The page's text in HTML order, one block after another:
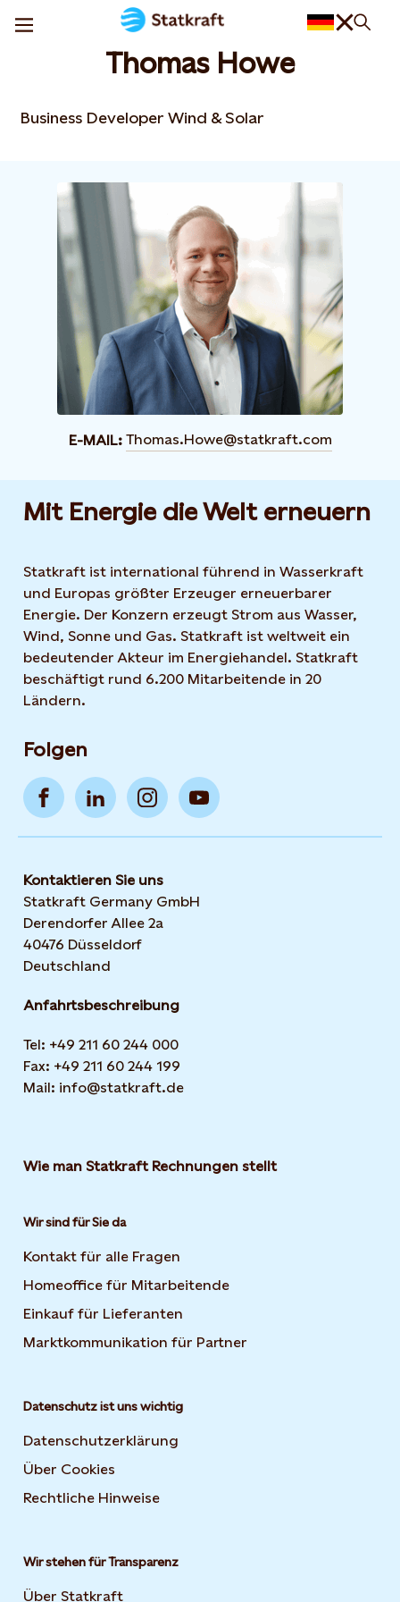
Thomas Howe
Business Developer Wind & Solar
E-MAIL: Thomas.Howe@statkraft.com
Mit Energie die Welt erneuern
Statkraft ist international führend in Wasserkraft
und Europas größter Erzeuger erneuerbarer
Energie. Der Konzern erzeugt Strom aus Wasser,
Wind, Sonne und Gas. Statkraft ist weltweit ein
bedeutender Akteur im Energiehandel. Statkraft
beschäftigt rund 6.200 Mitarbeitende in 20
Ländern.
Folgen
Kontaktieren Sie uns
Statkraft Germany GmbH
Derendorfer Allee 2a
40476 Düsseldorf
Deutschland
Anfahrtsbeschreibung
Tel: +49 211 60 244 000
Fax: +49 211 60 244 199
Mail: info@statkraft.de
Wie man Statkraft Rechnungen stellt
Wir sind für Sie da
Kontakt für alle Fragen
Homeoffice für Mitarbeitende
Einkauf für Lieferanten
Marktkommunikation für Partner
Datenschutz ist uns wichtig
Datenschutzerklärung
Über Cookies
Rechtliche Hinweise
Wir stehen für Transparenz
Über Statkraft